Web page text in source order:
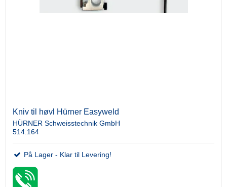
Kniv til høvl Hürner Easyweld
HÜRNER Schweisstechnik GmbH
514.164
På Lager - Klar til Levering!